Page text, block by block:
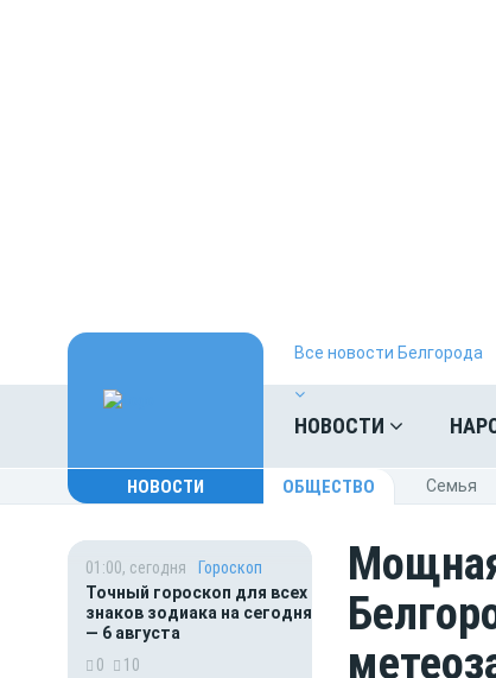
Все новости Белгорода
НОВОСТИ
НОВОСТИ ОБЩЕСТВО Cемья
01:00, сегодня
Гороскоп
Точный гороскоп для всех
знаков зодиака на сегодня
— 6 августа
0
10